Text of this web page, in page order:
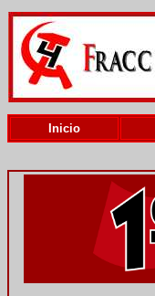
Inicio